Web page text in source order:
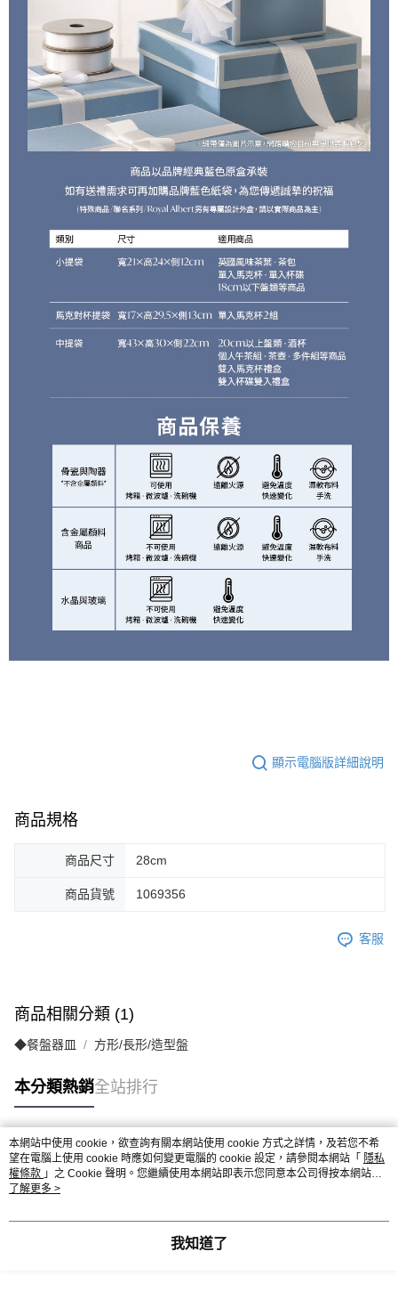
顯示電腦版詳細說明
商品規格
商品尺寸 28cm
商品貨號 1069356
客服
商品相關分類 (1)
◆餐盤器皿 方形/長形/造型盤
本分類熱銷全站排行
熱門標籤
本網站中使用 cookie，欲查詢有關本網站使用 cookie 方式之詳情，及若您不希
望在電腦上使用 cookie 時應如何變更電腦的 cookie 設定，請參閱本網站「 隱私
權條款 」之 Cookie 聲明。您繼續使用本網站即表示您同意本公司得按本網站使
用條款之 Cookie 聲明使用 cookie。
了解更多 >
我知道了